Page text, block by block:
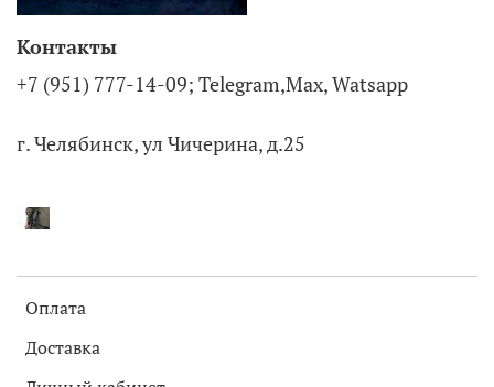
Оплата
Доставка
Контакты
+7 (951) 777-14-09; Telegram,Max, Watsapp
г. Челябинск, ул Чичерина, д.25